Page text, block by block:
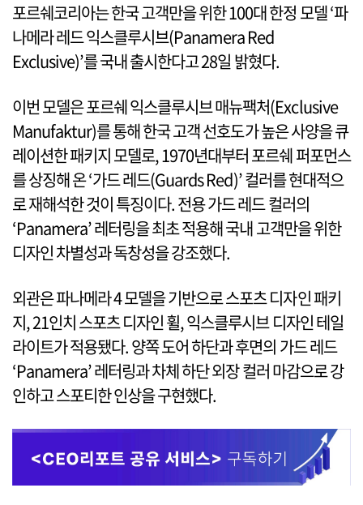
포르쉐코리아는 한국 고객만을 위한 100대 한정 모델 ‘파
나메라 레드 익스클루시브(Panamera Red
Exclusive)’를 국내 출시한다고 28일 밝혔다.
이번 모델은 포르쉐 익스클루시브 매뉴팩처(Exclusive
Manufaktur)를 통해 한국 고객 선호도가 높은 사양을 큐
레이션한 패키지 모델로, 1970년대부터 포르쉐 퍼포먼스
를 상징해 온 ‘가드 레드(Guards Red)’ 컬러를 현대적으
로 재해석한 것이 특징이다. 전용 가드 레드 컬러의
‘Panamera’ 레터링을 최초 적용해 국내 고객만을 위한
디자인 차별성과 독창성을 강조했다.
외관은 파나메라 4 모델을 기반으로 스포츠 디자인 패키
지, 21인치 스포츠 디자인 휠, 익스클루시브 디자인 테일
라이트가 적용됐다. 양쪽 도어 하단과 후면의 가드 레드
‘Panamera’ 레터링과 차체 하단 외장 컬러 마감으로 강
인하고 스포티한 인상을 구현했다.